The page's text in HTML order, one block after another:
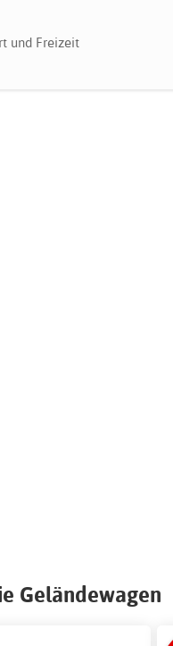
und Freizeit
Geländewagen